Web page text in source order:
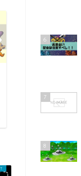
ダーランドレトロ】
6
7
8